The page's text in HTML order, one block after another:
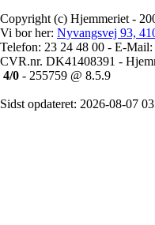
Copyright (c) Hjemmeriet -
Vi bor her: Nyvangsvej 93,
Telefon: 23 24 48 00 - E-
CVR.nr. DK41408391 -
4/0 - 255759 @ 8.5.9
Sidst opdateret: 2026-08-07